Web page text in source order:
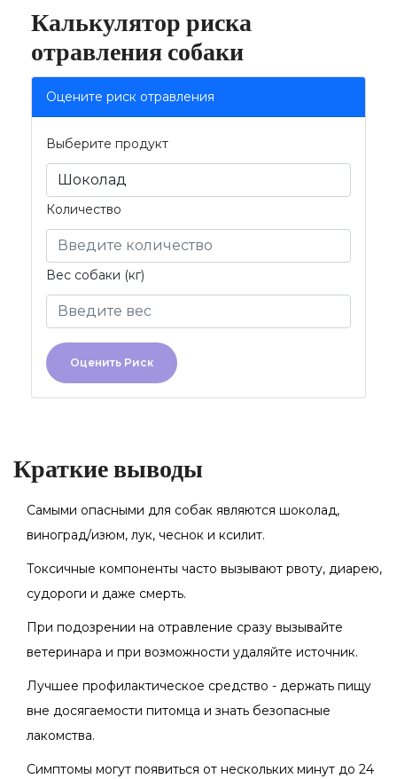
Калькулятор риска
отравления собаки
Оцените риск отравления
Выберите продукт
Количество
Вес собаки (кг)
Оценить Риск
Краткие выводы
Самыми опасными для собак являются шоколад,
виноград/изюм, лук, чеснок и ксилит.
Токсичные компоненты часто вызывают рвоту, диарею,
судороги и даже смерть.
При подозрении на отравление сразу вызывайте
ветеринара и при возможности удаляйте источник.
Лучшее профилактическое средство - держать пищу
вне досягаемости питомца и знать безопасные
лакомства.
Симптомы могут появиться от нескольких минут до 24